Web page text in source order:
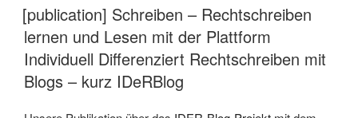
AM
[publication] Schreiben – Rechtschreiben
lernen und Lesen mit der Plattform
Individuell Differenziert Rechtschreiben mit
Blogs – kurz IDeRBlog